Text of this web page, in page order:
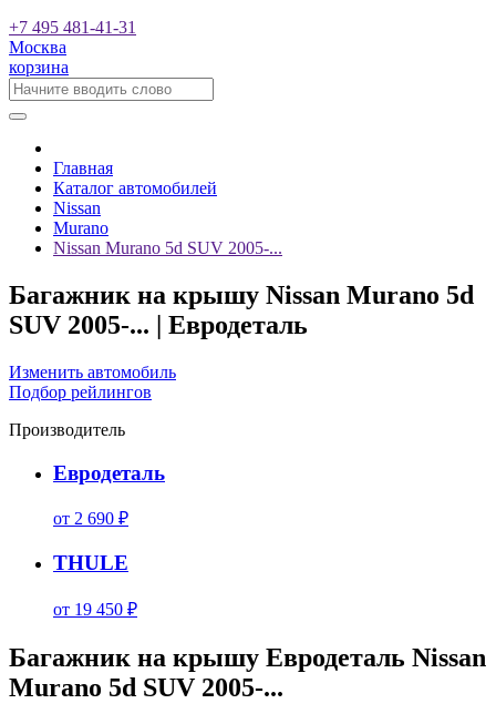
+7 495 481-41-31
Москва
корзина
Главная
Каталог автомобилей
Nissan
Murano
Nissan Murano 5d SUV 2005-...
Багажник на крышу Nissan Murano 5d
SUV 2005-... | Евродеталь
Изменить автомобиль
Подбор рейлингов
Производитель
Евродеталь
от 2 690 ₽
THULE
от 19 450 ₽
Багажник на крышу Евродеталь Nissan
Murano 5d SUV 2005-...